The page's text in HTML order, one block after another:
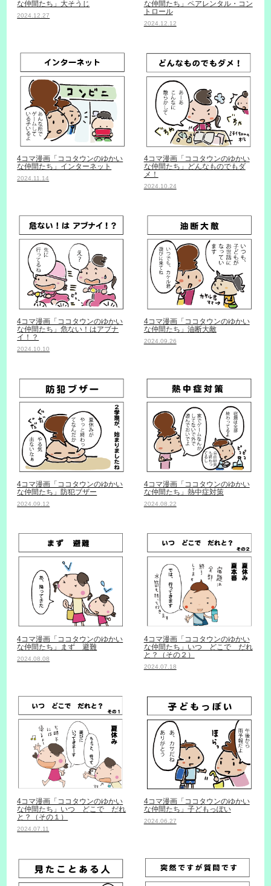
な仲間たち」大そうじ
2024.12.27
な仲間たち」ペアレンタル・コン
トロール
2024.12.12
4コマ漫画「ココタウンのゆかい
な仲間たち」インターネット
2024.11.14
4コマ漫画「ココタウンのゆかい
な仲間たち」どんなものでもダ
メ！
2024.10.24
4コマ漫画「ココタウンのゆかい
な仲間たち」危ない！はアブナ
イ！？
2024.10.10
4コマ漫画「ココタウンのゆかい
な仲間たち」油断大敵
2024.09.26
4コマ漫画「ココタウンのゆかい
な仲間たち」防犯ブザー
2024.09.12
4コマ漫画「ココタウンのゆかい
な仲間たち」熱中症対策
2024.08.22
4コマ漫画「ココタウンのゆかい
な仲間たち」まず 避難
2024.08.08
4コマ漫画「ココタウンのゆかい
な仲間たち」いつ どこで だれ
と？（その２）
2024.07.18
4コマ漫画「ココタウンのゆかい
な仲間たち」いつ どこで だれ
と？（その１）
2024.07.11
4コマ漫画「ココタウンのゆかい
な仲間たち」子どもっぽい
2024.06.27